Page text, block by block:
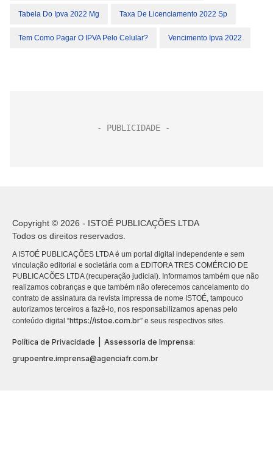
Tabela Do Ipva 2022 Mg Taxa De Licenciamento 2022 Sp
Tem Como Pagar O IPVA Pelo Celular? Vencimento Ipva 2022
Copyright © 2026 - ISTOÉ PUBLICAÇÕES LTDA
Todos os direitos reservados.
A ISTOÉ PUBLICAÇÕES LTDA é um portal digital independente e sem
vinculação editorial e societária com a EDITORA TRES COMÉRCIO DE
PUBLICACÕES LTDA (recuperação judicial). Informamos também que não
realizamos cobranças e que também não oferecemos cancelamento do
contrato de assinatura da revista impressa de nome ISTOÉ, tampouco
autorizamos terceiros a fazê-lo, nos responsabilizamos apenas pelo
conteúdo digital “https://istoe.com.br” e seus respectivos sites.
Política de Privacidade | Assessoria de Imprensa:
grupoentre.imprensa@agenciafr.com.br